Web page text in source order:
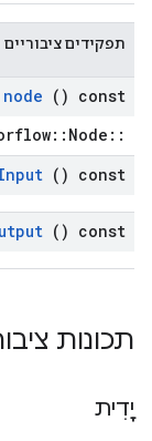
תפקידים ציבוריים
node () const
::tensorflow::Node *
() const
() const
תכונות
יָדִית